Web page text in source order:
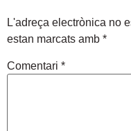
L'adreça electrònica no
estan marcats amb *
Comentari *